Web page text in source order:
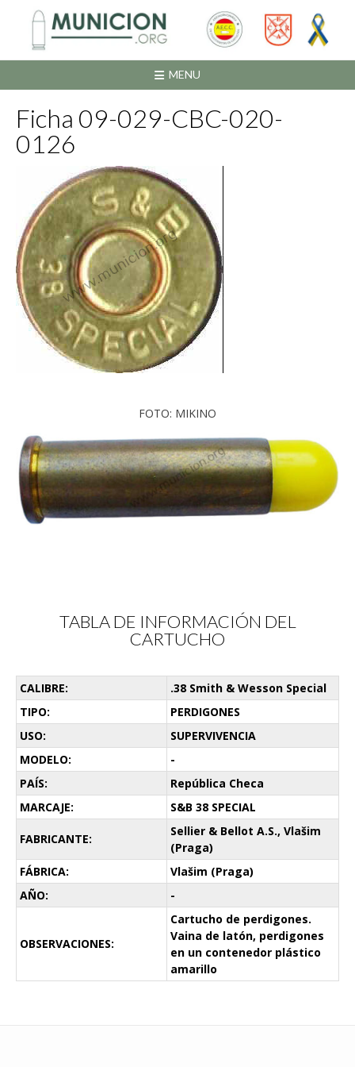
contenido
MENU
Ficha 09-029-CBC-020-
0126
FOTO: MIKINO
TABLA DE INFORMACIÓN DEL
CARTUCHO
CALIBRE:
.38 Smith & Wesson Special
TIPO:
PERDIGONES
USO:
SUPERVIVENCIA
MODELO:
-
PAÍS:
República Checa
MARCAJE:
S&B 38 SPECIAL
FABRICANTE:
Sellier & Bellot A.S., Vlašim
(Praga)
FÁBRICA:
Vlašim (Praga)
AÑO:
-
OBSERVACIONES:
Cartucho de perdigones.
Vaina de latón, perdigones
en un contenedor plástico
amarillo